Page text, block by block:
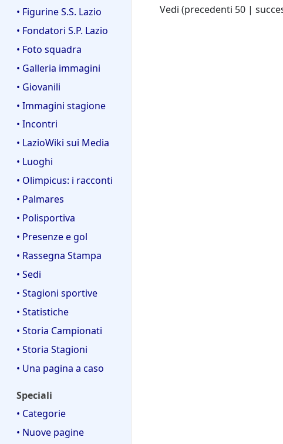
• Figurine S.S. Lazio
• Fondatori S.P. Lazio
• Foto squadra
• Galleria immagini
• Giovanili
• Immagini stagione
• Incontri
• LazioWiki sui Media
• Luoghi
• Olimpicus: i racconti
• Palmares
• Polisportiva
• Presenze e gol
• Rassegna Stampa
• Sedi
• Stagioni sportive
• Statistiche
• Storia Campionati
• Storia Stagioni
• Una pagina a caso
Speciali
• Categorie
• Nuove pagine
Vedi (precedenti 50 |